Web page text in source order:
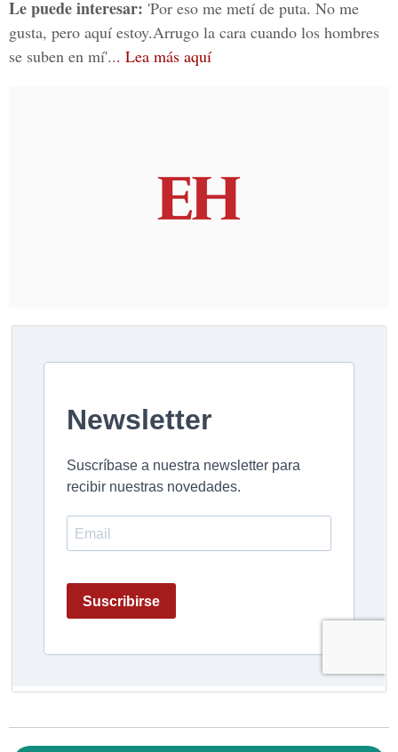
Le puede interesar: 'Por eso me metí de puta. No me
gusta, pero aquí estoy.Arrugo la cara cuando los hombres
se suben en mí'... Lea más aquí